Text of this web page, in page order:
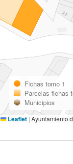
Fichas tomo 1
Parcelas fichas
Municipios
Leaflet | Ayuntamiento